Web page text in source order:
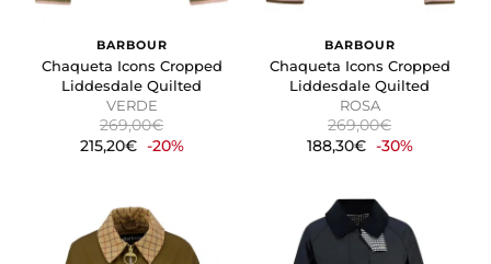
BARBOUR
Chaqueta Icons Cropped
Liddesdale Quilted
VERDE
269,00€
215,20€ -20%
BARBOUR
Chaqueta Icons Cropped
Liddesdale Quilted
ROSA
269,00€
188,30€ -30%
CONFIGURACIÓN DE COOKIES